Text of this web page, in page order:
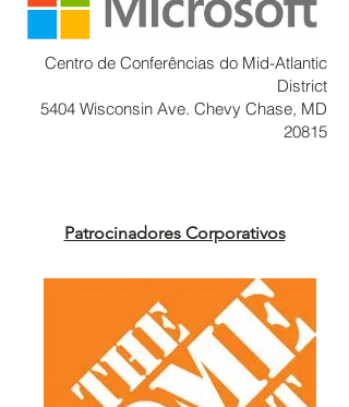
Centro de Conferências do Mid-Atlantic
District
5404 Wisconsin Ave. Chevy Chase, MD
20815
Patrocinadores Corporativos